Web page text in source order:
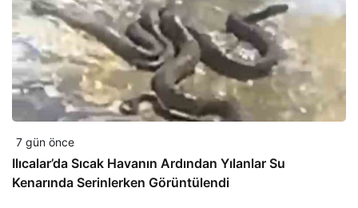
7 gün önce
Ilıcalar’da Sıcak Havanın Ardından Yılanlar Su
Kenarında Serinlerken Görüntülendi